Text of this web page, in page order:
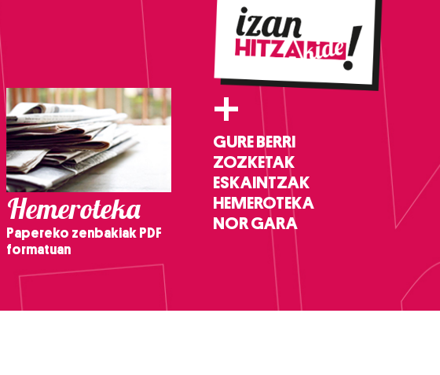
Hemeroteka
Papereko zenbakiak PDF
formatuan
+
GURE BERRI
ZOZKETAK
ESKAINTZAK
HEMEROTEKA
NOR GARA